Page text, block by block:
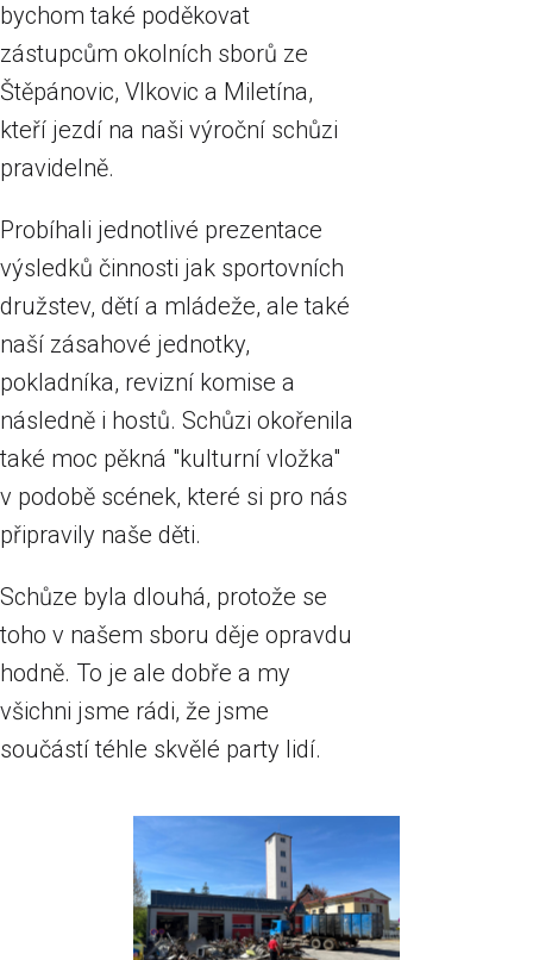
bychom také poděkovat
zástupcům okolních sborů ze
Štěpánovic, Vlkovic a Miletína,
kteří jezdí na naši výroční schůzi
pravidelně.
Probíhali jednotlivé prezentace
výsledků činnosti jak sportovních
družstev, dětí a mládeže, ale také
naší zásahové jednotky,
pokladníka, revizní komise a
následně i hostů. Schůzi okořenila
také moc pěkná "kulturní vložka"
v podobě scének, které si pro nás
připravily naše děti.
Schůze byla dlouhá, protože se
toho v našem sboru děje opravdu
hodně. To je ale dobře a my
všichni jsme rádi, že jsme
součástí téhle skvělé party lidí.